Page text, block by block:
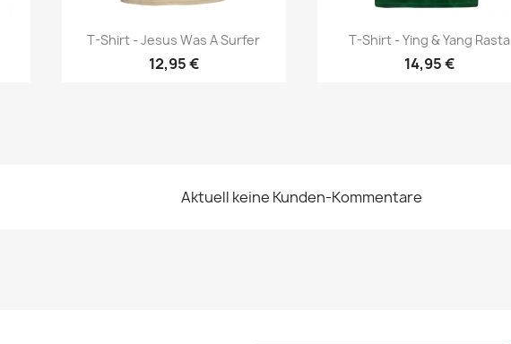
Vorschau
T-Shirt - Jesus Was A Surfer
12,95 €
Vorschau
T-Shirt - Ying & Yang Rasta
14,95 €
Aktuell keine Kunden-Kommentare